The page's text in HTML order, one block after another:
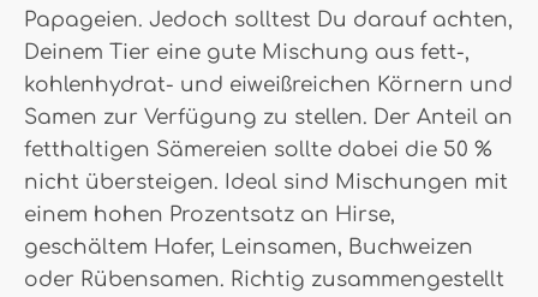
Papageien. Jedoch solltest Du darauf achten,
Deinem Tier eine gute Mischung aus fett-,
kohlenhydrat- und eiweißreichen Körnern und
Samen zur Verfügung zu stellen. Der Anteil an
fetthaltigen Sämereien sollte dabei die 50 %
nicht übersteigen. Ideal sind Mischungen mit
einem hohen Prozentsatz an Hirse,
geschältem Hafer, Leinsamen, Buchweizen
oder Rübensamen. Richtig zusammengestellt